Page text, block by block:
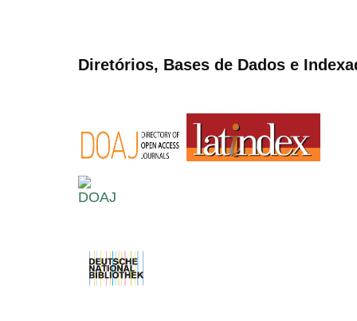
Diretórios, Bases de Dados e